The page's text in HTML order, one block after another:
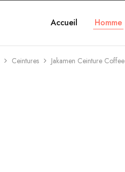
Accueil Homme
Ceintures Jakamen Ceinture Coffee